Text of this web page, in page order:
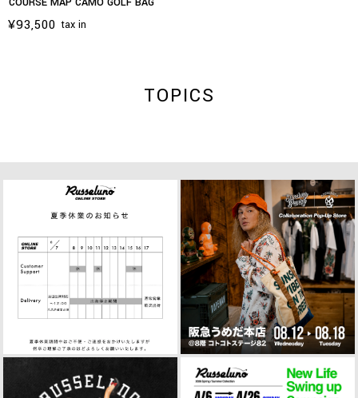
¥93,500 tax in
TOPICS